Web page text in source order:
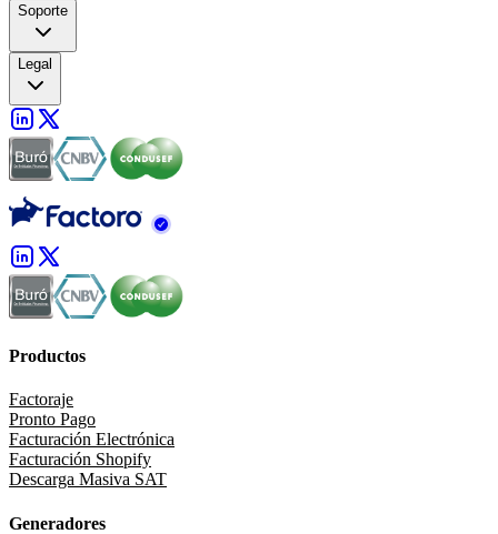
Soporte
Legal
Productos
Factoraje
Pronto Pago
Facturación Electrónica
Facturación Shopify
Descarga Masiva SAT
Generadores